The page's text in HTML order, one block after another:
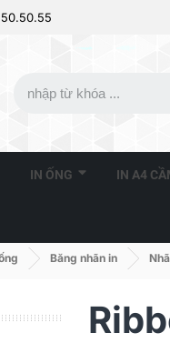
IN ỐNG IN A4
Băng nhãn in